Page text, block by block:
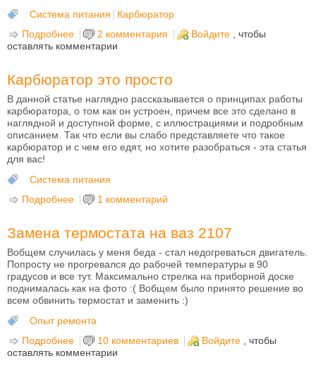
Система питания
Карбюратор
Подробнее о Карбюратор ОЗОН
2 комментария Войдите , чтобы
оставлять комментарии
Карбюратор это просто
В данной статье наглядно рассказывается о принципах работы
карбюратора, о том как он устроен, причем все это сделано в
наглядной и доступной форме, с иллюстрациями и подробным
описанием. Так что если вы слабо представляете что такое
карбюратор и с чем его едят, но хотите разобраться - эта статья
для вас!
Система питания
Подробнее о Карбюратор это просто
1 комментарий
Замена термостата на ваз 2107
Вобщем случилась у меня беда - стал недогреваться двигатель.
Попросту не прогревался до рабочей температуры в 90
градусов и все тут. Максимально стрелка на приборной доске
поднималась как на фото :( Вобщем было принято решение во
всем обвинить термостат и заменить :)
Опыт ремонта
Подробнее о Замена термостата на ваз 2107
10 комментариев Войдите , чтобы
оставлять комментарии